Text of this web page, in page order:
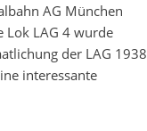
AG München
Lok LAG 4 wurde
der LAG 1938
interessante